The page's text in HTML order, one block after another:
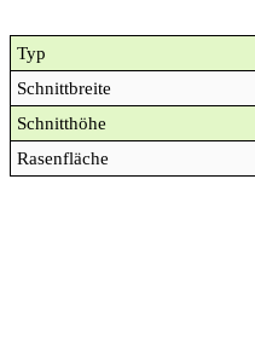
Typ
Schnittbreite
Schnitthöhe
Rasenfläche